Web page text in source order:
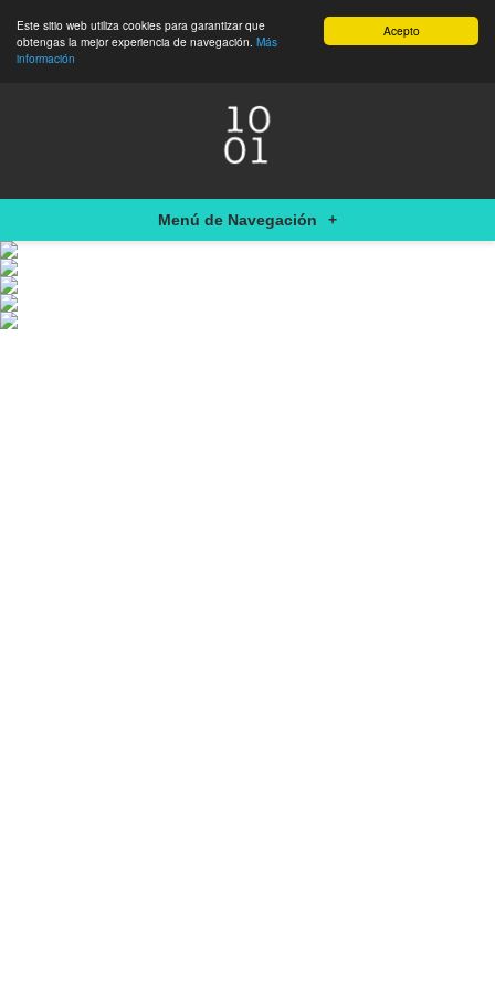
Acepto
Este sitio web utiliza cookies para garantizar que
obtengas la mejor experiencia de navegación. Más
información
Menú de Navegación +